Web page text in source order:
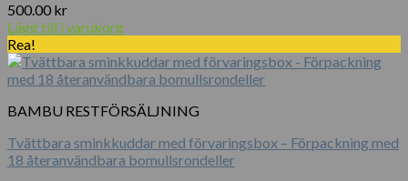
500.00 kr
Lägg till i varukorg
Rea!
BAMBU RESTFÖRSÄLJNING
Tvättbara sminkkuddar med förvaringsbox – Förpackning med
18 återanvändbara bomullsrondeller